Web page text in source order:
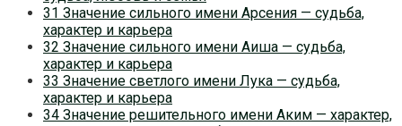
31 Значение сильного имени Арсения — судьба,
характер и карьера
32 Значение сильного имени Аиша — судьба,
характер и карьера
33 Значение светлого имени Лука — судьба,
характер и карьера
34 Значение решительного имени Аким — характер,